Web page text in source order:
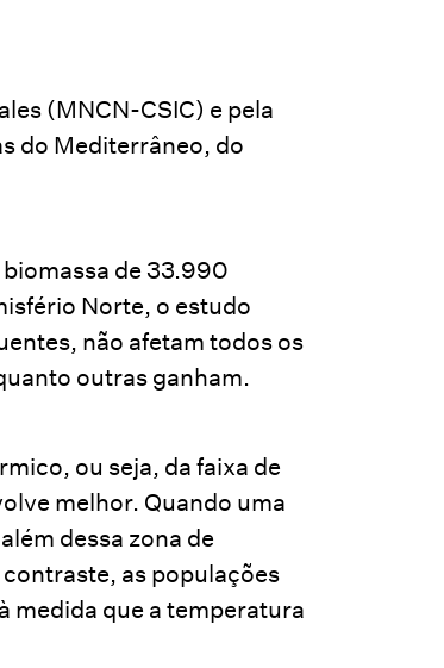
(MNCN-CSIC) e pela
do Mediterrâneo, do
de 33.990
Norte, o estudo
não afetam todos os
outras ganham.
ou seja, da faixa de
melhor. Quando uma
dessa zona de
as populações
medida que a temperatura